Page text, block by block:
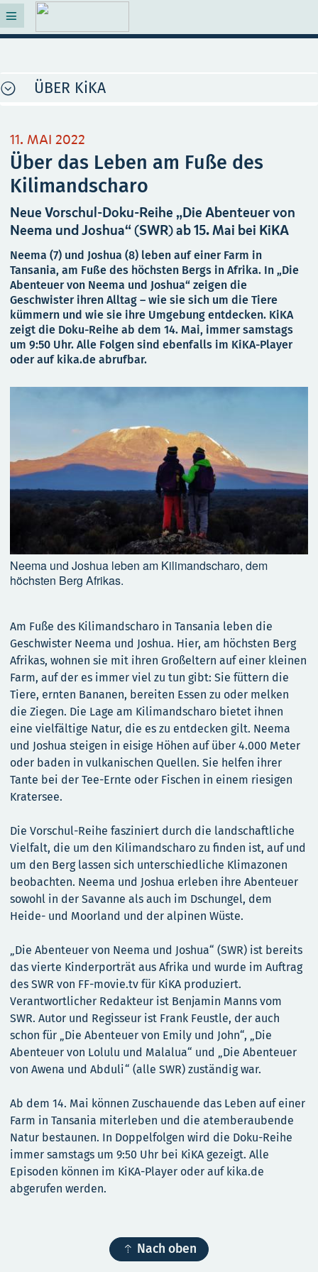
ÜBER KiKA
11. MAI 2022
Über das Leben am Fuße des
Kilimandscharo
Neue Vorschul-Doku-Reihe „Die Abenteuer von
Neema und Joshua“ (SWR) ab 15. Mai bei KiKA
Neema (7) und Joshua (8) leben auf einer Farm in
Tansania, am Fuße des höchsten Bergs in Afrika. In „Die
Abenteuer von Neema und Joshua“ zeigen die
Geschwister ihren Alltag – wie sie sich um die Tiere
kümmern und wie sie ihre Umgebung entdecken. KiKA
zeigt die Doku-Reihe ab dem 14. Mai, immer samstags
um 9:50 Uhr. Alle Folgen sind ebenfalls im KiKA-Player
oder auf kika.de abrufbar.
Neema und Joshua leben am Kilimandscharo, dem
höchsten Berg Afrikas.
Am Fuße des Kilimandscharo in Tansania leben die
Geschwister Neema und Joshua. Hier, am höchsten Berg
Afrikas, wohnen sie mit ihren Großeltern auf einer kleinen
Farm, auf der es immer viel zu tun gibt: Sie füttern die
Tiere, ernten Bananen, bereiten Essen zu oder melken
die Ziegen. Die Lage am Kilimandscharo bietet ihnen
eine vielfältige Natur, die es zu entdecken gilt. Neema
und Joshua steigen in eisige Höhen auf über 4.000 Meter
oder baden in vulkanischen Quellen. Sie helfen ihrer
Tante bei der Tee-Ernte oder Fischen in einem riesigen
Kratersee.
Die Vorschul-Reihe fasziniert durch die landschaftliche
Vielfalt, die um den Kilimandscharo zu finden ist, auf und
um den Berg lassen sich unterschiedliche Klimazonen
beobachten. Neema und Joshua erleben ihre Abenteuer
sowohl in der Savanne als auch im Dschungel, dem
Heide- und Moorland und der alpinen Wüste.
„Die Abenteuer von Neema und Joshua“ (SWR) ist bereits
das vierte Kinderporträt aus Afrika und wurde im Auftrag
des SWR von FF-movie.tv für KiKA produziert.
Verantwortlicher Redakteur ist Benjamin Manns vom
SWR. Autor und Regisseur ist Frank Feustle, der auch
schon für „Die Abenteuer von Emily und John“, „Die
Abenteuer von Lolulu und Malalua“ und „Die Abenteuer
von Awena und Abduli“ (alle SWR) zuständig war.
Ab dem 14. Mai können Zuschauende das Leben auf einer
Farm in Tansania miterleben und die atemberaubende
Natur bestaunen. In Doppelfolgen wird die Doku-Reihe
immer samstags um 9:50 Uhr bei KiKA gezeigt. Alle
Episoden können im KiKA-Player oder auf kika.de
abgerufen werden.
 Nach oben